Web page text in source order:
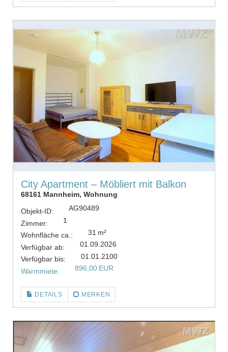
City Apartment – Möbliert mit Balkon
68161 Mannheim, Wohnung
Objekt-ID:
AG90489
Zimmer:
1
Wohnfläche ca.:
31 m²
Verfügbar ab:
01.09.2026
Verfügbar bis:
01.01.2100
Warmmiete:
896,00 EUR
DETAILS MERKEN